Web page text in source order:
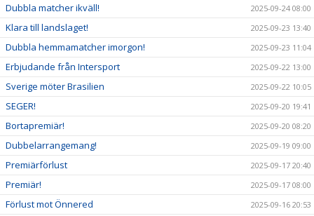
Dubbla matcher ikväll! 2025-09-24 08:00
Klara till landslaget! 2025-09-23 13:40
Dubbla hemmamatcher imorgon! 2025-09-23 11:04
Erbjudande från Intersport 2025-09-22 13:00
Sverige möter Brasilien 2025-09-22 10:05
SEGER! 2025-09-20 19:41
Bortapremiär! 2025-09-20 08:20
Dubbelarrangemang! 2025-09-19 09:00
Premiärförlust 2025-09-17 20:40
Premiär! 2025-09-17 08:00
Förlust mot Önnered 2025-09-16 20:53